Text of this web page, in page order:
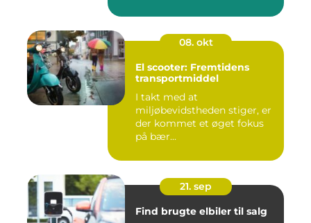
08. okt
El scooter: Fremtidens
transportmiddel
I takt med at
miljøbevidstheden stiger, er
der kommet et øget fokus
på bær...
21. sep
Find brugte elbiler til salg